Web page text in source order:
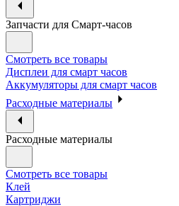
Запчасти для Смарт-часов
Смотреть все товары
Дисплеи для смарт часов
Аккумуляторы для смарт часов
Расходные материалы
Расходные материалы
Смотреть все товары
Клей
Картриджи